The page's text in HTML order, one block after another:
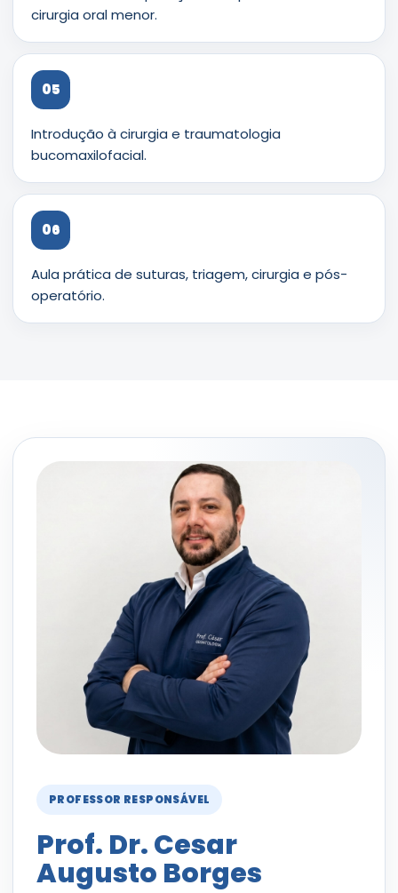
cirurgia oral menor.
05
Introdução à cirurgia e traumatologia
bucomaxilofacial.
06
Aula prática de suturas, triagem, cirurgia e pós-
operatório.
PROFESSOR RESPONSÁVEL
Prof. Dr. Cesar
Augusto Borges